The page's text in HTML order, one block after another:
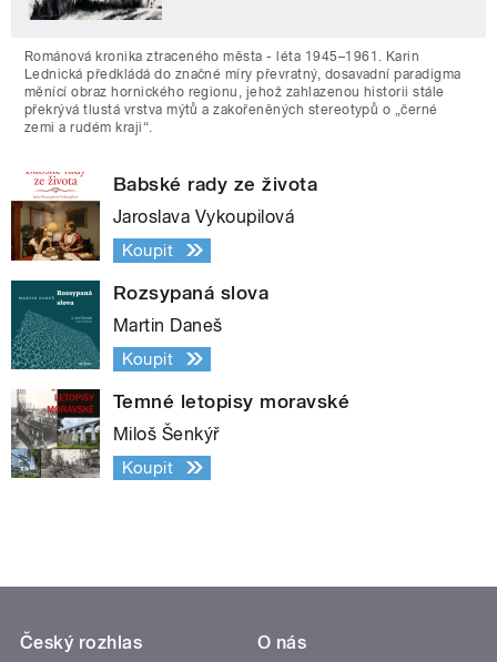
Románová kronika ztraceného města - léta 1945–1961. Karin
Lednická předkládá do značné míry převratný, dosavadní paradigma
měnící obraz hornického regionu, jehož zahlazenou historii stále
překrývá tlustá vrstva mýtů a zakořeněných stereotypů o „černé
zemi a rudém kraji“.
Babské rady ze života
Jaroslava Vykoupilová
Koupit
Rozsypaná slova
Martin Daneš
Koupit
Temné letopisy moravské
Miloš Šenkýř
Koupit
Český rozhlas
O nás